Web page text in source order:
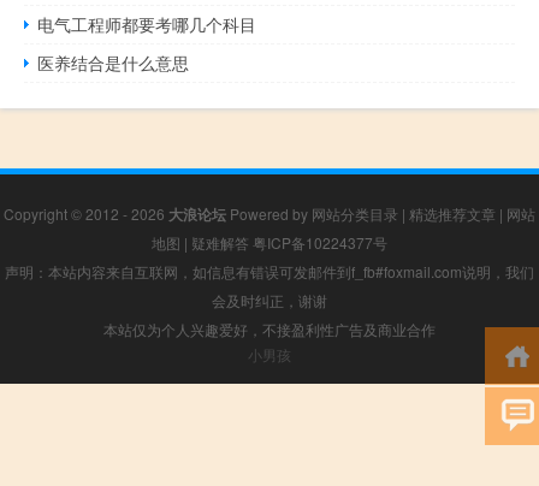
电气工程师都要考哪几个科目
医养结合是什么意思
Copyright © 2012 - 2026 大浪论坛 Powered by 网站分类目录 | 精选推荐文章 | 网站
地图 | 疑难解答 粤ICP备10224377号
声明：本站内容来自互联网，如信息有错误可发邮件到f_fb#foxmail.com说明，我们
会及时纠正，谢谢
本站仅为个人兴趣爱好，不接盈利性广告及商业合作
小男孩